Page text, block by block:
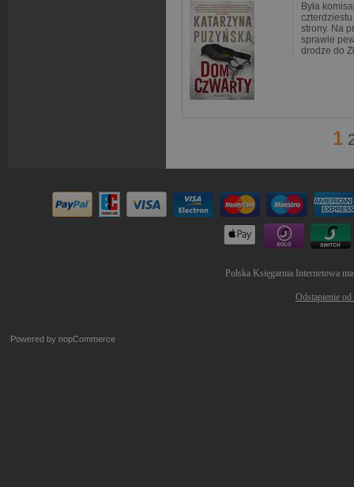
Była
strony. Na
sprawie
drodze do
1
Polska Księgarnia Internetowa
Odstąpienie
Powered by nopCommerce